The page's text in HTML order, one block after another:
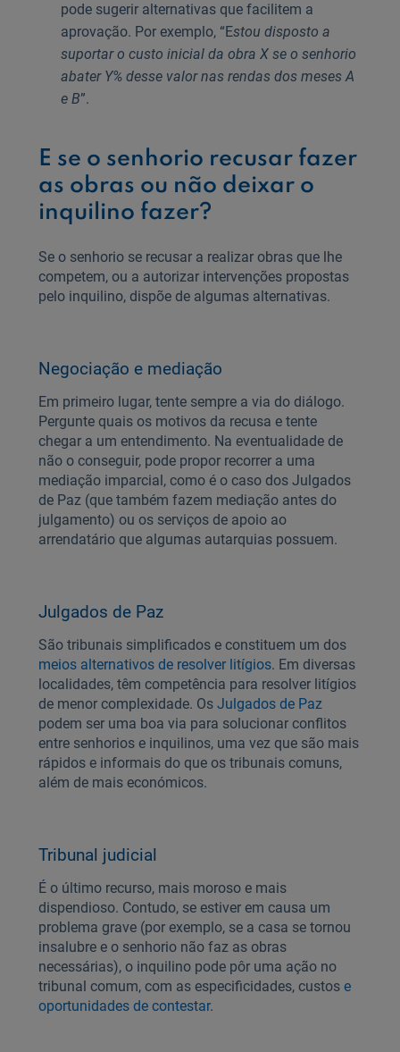
pode sugerir alternativas que facilitem a
aprovação. Por exemplo, “Estou disposto a
suportar o custo inicial da obra X se o senhorio
abater Y% desse valor nas rendas dos meses A
e B”.
E se o senhorio recusar fazer
as obras ou não deixar o
inquilino fazer?
Se o senhorio se recusar a realizar obras que lhe
competem, ou a autorizar intervenções propostas
pelo inquilino, dispõe de algumas alternativas.
Negociação e mediação
Em primeiro lugar, tente sempre a via do diálogo.
Pergunte quais os motivos da recusa e tente
chegar a um entendimento. Na eventualidade de
não o conseguir, pode propor recorrer a uma
mediação imparcial, como é o caso dos Julgados
de Paz (que também fazem mediação antes do
julgamento) ou os serviços de apoio ao
arrendatário que algumas autarquias possuem.
Julgados de Paz
São tribunais simplificados e constituem um dos
meios alternativos de resolver litígios. Em diversas
localidades, têm competência para resolver litígios
de menor complexidade. Os Julgados de Paz
podem ser uma boa via para solucionar conflitos
entre senhorios e inquilinos, uma vez que são mais
rápidos e informais do que os tribunais comuns,
além de mais económicos.
Tribunal judicial
É o último recurso, mais moroso e mais
dispendioso. Contudo, se estiver em causa um
problema grave (por exemplo, se a casa se tornou
insalubre e o senhorio não faz as obras
necessárias), o inquilino pode pôr uma ação no
tribunal comum, com as especificidades, custos e
oportunidades de contestar.